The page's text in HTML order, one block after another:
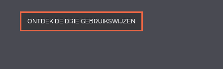
ONTDEK DE DRIE GEBRUIKSWIJZEN